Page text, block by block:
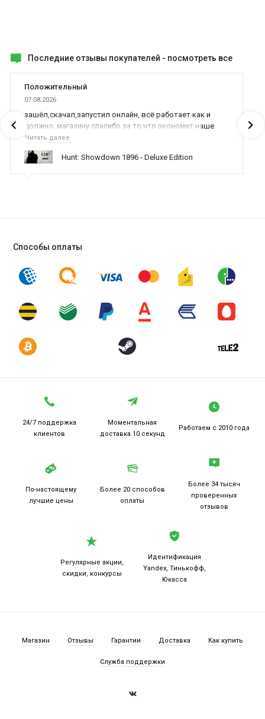
Последние отзывы покупателей - посмотреть все
Положительный
07.08.2026
зашёл,скачал,запустил онлайн, всё работает как и
должно, магазину спасибо за то что экономит наше
время,нервы и деньги, ребята вы красава оказываете
поддержку населению и походу из всех только вы и
оказываете помощь
Читать далее
Hunt: Showdown 1896 - Deluxe Edition
Способы оплаты
24/7 поддержка
клиентов
Моментальная
доставка 10 секунд
Работаем с 2010 года
По-настоящему
лучшие цены
Более 20 способов
оплаты
Более 34 тысяч
проверенных
отзывов
Регулярные акции,
скидки, конкурсы
Идентификация
Yandex, Тинькофф,
Юкасса
Магазин Отзывы Гарантии Доставка Как купить
Служба поддержки